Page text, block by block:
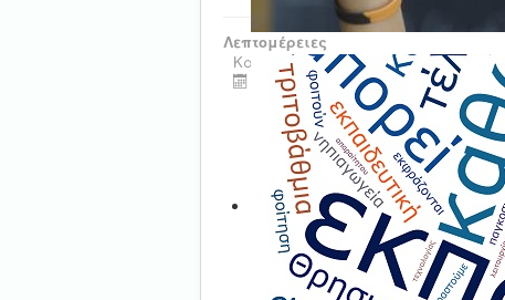
Λεπτομέρειες
Κατηγορία:Δράσεις ΔΠΕ
Τελευταία ενημέρωση : 26